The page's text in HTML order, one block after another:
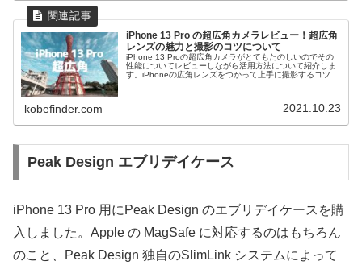
iPhone 13 Pro の超広角カメラレビュー！超広角
レンズの魅力と撮影のコツについて
iPhone 13 Proの超広角カメラがとてもたのしいのでその
性能についてレビューしながら活用方法について紹介しま
す。iPhoneの広角レンズをつかって上手に撮影するコツ
kobefinder.com 2021.10.23
Peak Design エブリデイケース
iPhone 13 Pro 用にPeak Design のエブリデイケースを購
入しました。Apple の MagSafe に対応するのはもちろん
のこと、Peak Design 独自のSlimLink システムによって